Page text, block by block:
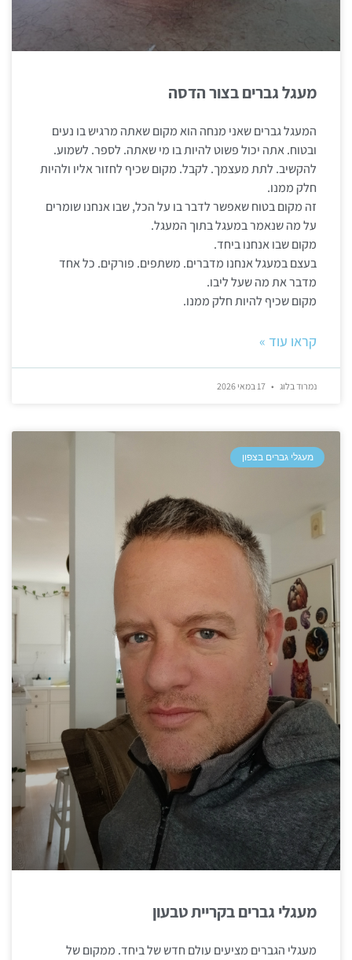
מעגל גברים בצור הדסה
המעגל גברים שאני מנחה הוא מקום שאתה מרגיש בו נעים
ובטוח. אתה יכול פשוט להיות בו מי שאתה. לספר. לשמוע.
להקשיב. לתת מעצמך. לקבל. מקום שכיף לחזור אליו ולהיות
חלק ממנו.
זה מקום בטוח שאפשר לדבר בו על הכל, שבו אנחנו שומרים
על מה שנאמר במעגל בתוך המעגל.
מקום שבו אנחנו ביחד.
בעצם במעגל אנחנו מדברים. משתפים. פורקים. כל אחד
מדבר את מה שעל ליבו.
מקום שכיף להיות חלק ממנו.
קראו עוד »
נמרוד בלוג
מעגלי גברים בצפון
מעגלי גברים בקריית טבעון
מעגלי הגברים מציעים עולם חדש של ביחד. ממקום של